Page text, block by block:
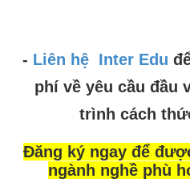
- Liên hệ Inter Edu
phí về yêu cầu đầu
trình cách
Đăng ký ngay để
ngành nghề phù